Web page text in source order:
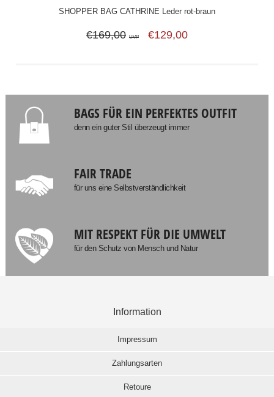
SHOPPER BAG CATHRINE Leder rot-braun
€169,00 UVP €129,00
BAGS FÜR EIN PERFEKTES OUTFIT
denn ein guter Stil überzeugt immer
FAIR TRADE
für uns eine Selbstverständlichkeit
MIT RESPEKT FÜR DIE UMWELT
für den Schutz von Mensch und Natur
Information
Impressum
Zahlungsarten
Retoure